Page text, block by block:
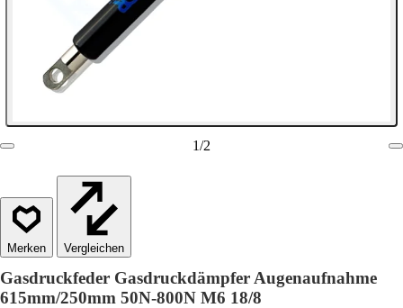
1/2
Vergleichen
Gasdruckfeder Gasdruckdämpfer Augenaufnahme
615mm/250mm 50N-800N M6 18/8